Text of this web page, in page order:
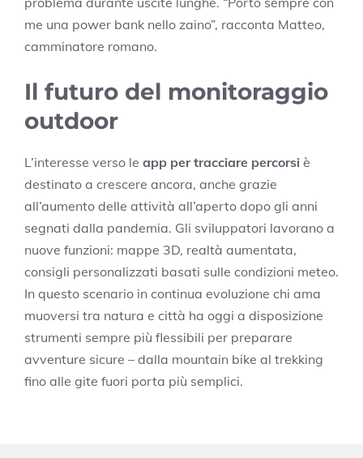
me una power bank nello zaino”, racconta Matteo,
camminatore romano.
Il futuro del monitoraggio
outdoor
L’interesse verso le app per tracciare percorsi è
destinato a crescere ancora, anche grazie
all’aumento delle attività all’aperto dopo gli anni
segnati dalla pandemia. Gli sviluppatori lavorano a
nuove funzioni: mappe 3D, realtà aumentata,
consigli personalizzati basati sulle condizioni meteo.
In questo scenario in continua evoluzione chi ama
muoversi tra natura e città ha oggi a disposizione
strumenti sempre più flessibili per preparare
avventure sicure – dalla mountain bike al trekking
fino alle gite fuori porta più semplici.